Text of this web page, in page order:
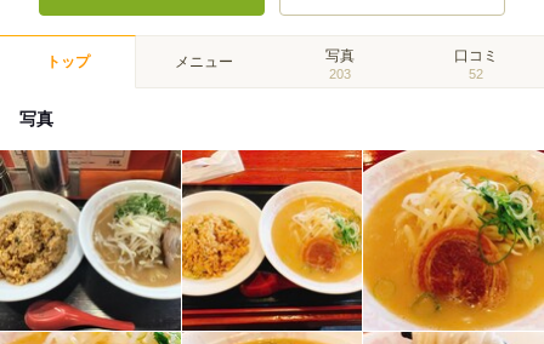
トップ メニュー 写真
203
口コミ
52
写真